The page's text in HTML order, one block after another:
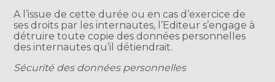
A l’issue de cette durée ou en cas d’exercice de
ses droits par les internautes, l’Editeur s’engage à
détruire toute copie des données personnelles
des internautes qu’il détiendrait.
Sécurité des données personnelles